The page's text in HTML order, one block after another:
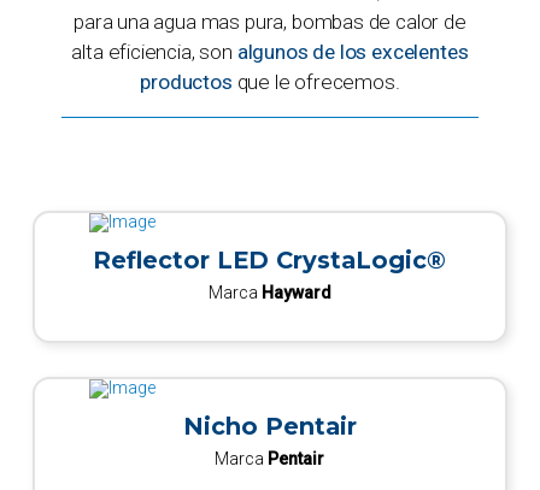
para una agua mas pura, bombas de calor de
alta eficiencia, son algunos de los excelentes
productos que le ofrecemos.
Reflector LED CrystaLogic®
Marca Hayward
Nicho Pentair
Marca Pentair